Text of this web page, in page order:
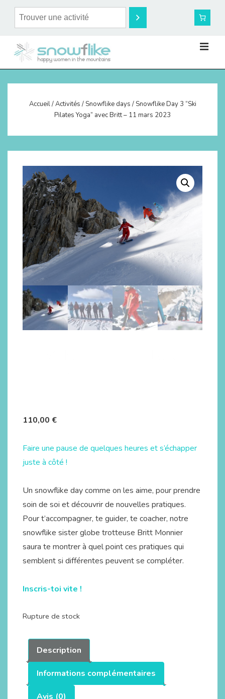
Accueil/Activités / Snowflike days / Snowflike Day 3 “Ski
Pilates Yoga” avec Britt – 11 mars 2023
110,00 €
Faire une pause de quelques heures et s’échapper
juste à côté !
Un snowflike day comme on les aime, pour prendre
soin de soi et découvrir de nouvelles pratiques.
Pour t’accompagner, te guider, te coacher, notre
snowflike sister globe trotteuse Britt Monnier
saura te montrer à quel point ces pratiques qui
semblent si différentes peuvent se compléter.
Inscris-toi vite !
Rupture de stock
Description
Informations complémentaires
Avis (0)